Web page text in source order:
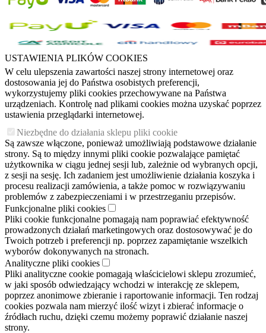
USTAWIENIA PLIKÓW COOKIES
W celu ulepszenia zawartości naszej strony internetowej oraz
dostosowania jej do Państwa osobistych preferencji,
wykorzystujemy pliki cookies przechowywane na Państwa
urządzeniach. Kontrolę nad plikami cookies można uzyskać poprzez
ustawienia przeglądarki internetowej.
Niezbędne do działania sklepu pliki cookie
Są zawsze włączone, ponieważ umożliwiają podstawowe działanie
strony. Są to między innymi pliki cookie pozwalające pamiętać
użytkownika w ciągu jednej sesji lub, zależnie od wybranych opcji,
z sesji na sesję. Ich zadaniem jest umożliwienie działania koszyka i
procesu realizacji zamówienia, a także pomoc w rozwiązywaniu
problemów z zabezpieczeniami i w przestrzeganiu przepisów.
Funkcjonalne pliki cookies
Pliki cookie funkcjonalne pomagają nam poprawiać efektywność
prowadzonych działań marketingowych oraz dostosowywać je do
Twoich potrzeb i preferencji np. poprzez zapamiętanie wszelkich
wyborów dokonywanych na stronach.
Analityczne pliki cookies
Pliki analityczne cookie pomagają właścicielowi sklepu zrozumieć,
w jaki sposób odwiedzający wchodzi w interakcję ze sklepem,
poprzez anonimowe zbieranie i raportowanie informacji. Ten rodzaj
cookies pozwala nam mierzyć ilość wizyt i zbierać informacje o
źródłach ruchu, dzięki czemu możemy poprawić działanie naszej
strony.